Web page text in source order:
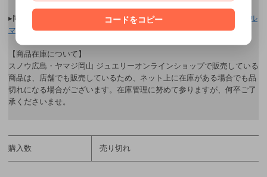
▸同シリーズのネックレスはこちら→【ロングバケット バイカラートル
マリン】
【商品在庫について】
スノウ広島・ヤマジ岡山 ジュエリーオンラインショップで販売している
商品は、店舗でも販売しているため、ネット上に在庫がある場合でも品
切れになる場合がございます。在庫管理に努めて参りますが、何卒ご了
承くださいませ。
購入数 売り切れ
コードをコピー